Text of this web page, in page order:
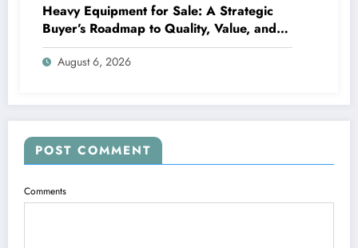
Heavy Equipment for Sale: A Strategic
Buyer’s Roadmap to Quality, Value, and
Financing
August 6, 2026
POST COMMENT
Comments